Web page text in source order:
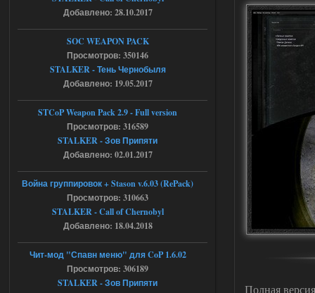
Полная
AndreySA
[05.08.26
20:23:10.934] [17468]
FATAL ERROR
[error]Expression : FATAL ERROR
[error]Function :
CScriptEngine::lua_pcall_failed
[error]File : D:\a\OGSR-
Engine\OGSR-
Engine\ogsr_engine\COMMON_AI\scrip
[error]Line : 75
[error]Description :
[CScriptEngine::lua_pcall_failed]: ... -
chernobyl\gamedata\scripts\xr_camper.sc
ript:510: attempt to index local 'manager'
(a nil value)
Вылет после захода в Припять.
05.08.2026
Скованные одной цепью
Добавлено: 28.10.2017
SOC WEAPON PACK
Просмотров: 350146
STALKER - Тень Чернобыля
Добавлено: 19.05.2017
STCoP Weapon Pack 2.9 - Full version
Просмотров: 316589
STALKER - Зов Припяти
Добавлено: 02.01.2017
Война группировок + Stason v.6.03 (RePack)
Просмотров: 310663
STALKER - Call of Chernobyl
Добавлено: 18.04.2018
Чит-мод "Спавн меню" для CoP 1.6.02
Просмотров: 306189
STALKER - Зов Припяти